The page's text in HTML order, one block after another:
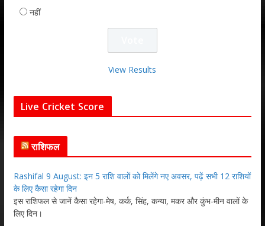
नहीं
View Results
Live Cricket Score
राशिफल
Rashifal 9 August: इन 5 राशि वालों को मिलेंगे नए अवसर, पढ़ें सभी 12 राशियों
के लिए कैसा रहेगा दिन
इस राशिफल से जानें कैसा रहेगा-मेष, कर्क, सिंह, कन्या, मकर और कुंभ-मीन वालों के
लिए दिन।